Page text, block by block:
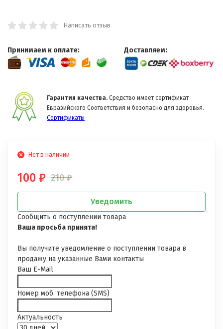
Написать отзыв
Принимаем к оплате: Доставляем:
Гарантия качества. Средство имеет сертификат
Евразийского Соответствия и безопасно для здоровья.
Сертификаты
Нет в наличии
100 ₽ 210₽
Уведомить
Сообщить о поступлении товара
Ваша просьба принята!
Вы получите уведомление о поступлении товара в
продажу на указанные Вами контакты
Ваш E-Mail
Номер моб. телефона (SMS)
Актуальность